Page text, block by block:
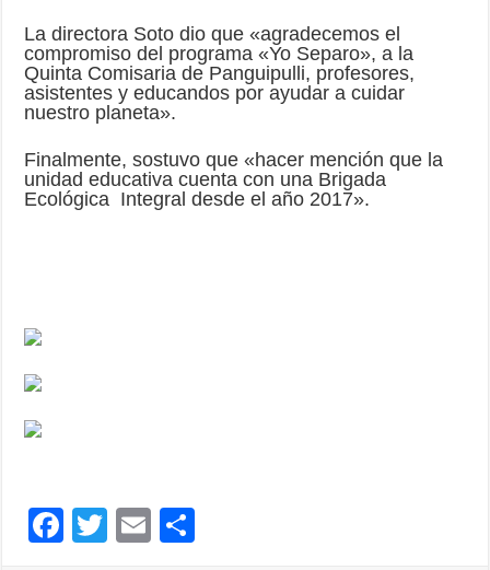
La directora Soto dio que «agradecemos el
compromiso del programa «Yo Separo», a la
Quinta Comisaria de Panguipulli, profesores,
asistentes y educandos por ayudar a cuidar
nuestro planeta».
Finalmente, sostuvo que «hacer mención que la
unidad educativa cuenta con una Brigada
Ecológica Integral desde el año 2017».
F
T
E